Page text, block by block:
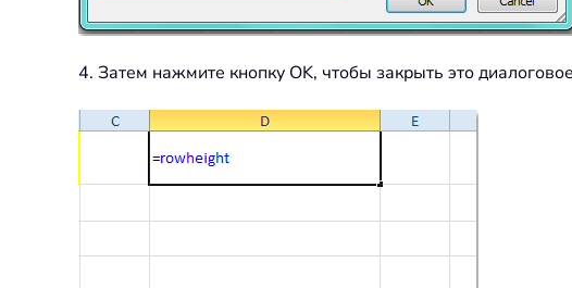
4. Затем нажмите кнопку OK, чтобы закрыть это